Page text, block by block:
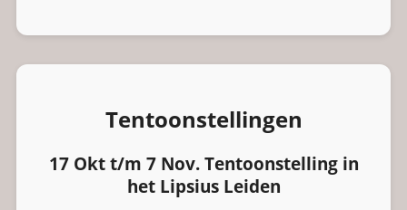
Tentoonstellingen
17 Okt t/m 7 Nov. Tentoonstelling in
het Lipsius Leiden